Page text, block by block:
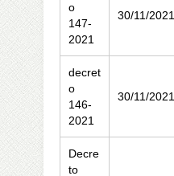
o
147-
2021
30/11/2021
decret
o
146-
2021
30/11/2021
Decre
to